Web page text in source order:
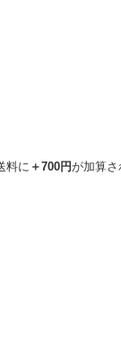
料に ＋700円が加算さ